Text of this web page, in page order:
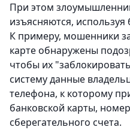
При этом
изъясняются,
К примеру, мошенники
карте обнаружены
чтобы их
систему данные
телефона, к которому
банковской карты,
сберегательного счета.